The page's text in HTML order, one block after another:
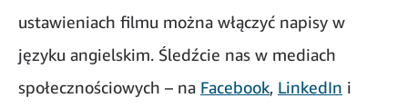
ustawieniach filmu można włączyć napisy w
języku angielskim. Śledźcie nas w mediach
społecznościowych – na Facebook, LinkedIn i